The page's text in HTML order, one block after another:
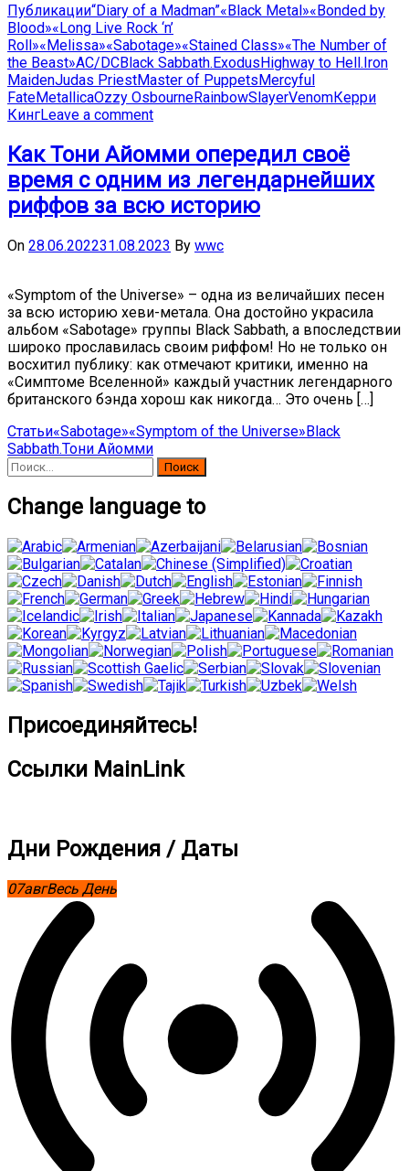
Публикации“Diary of a Madman”«Black Metal»«Bonded by
Blood»«Long Live Rock ‘n’
Roll»«Melissa»«Sabotage»«Stained Class»«The Number of
the Beast»AC/DCBlack Sabbath.ExodusHighway to Hell.Iron
MaidenJudas PriestMaster of PuppetsMercyful
FateMetallicaOzzy OsbourneRainbowSlayerVenomКерри
КингLeave a comment
Как Тони Айомми опередил своё
время с одним из легендарнейших
риффов за всю историю
On 28.06.202231.08.2023 By wwc
«Symptom of the Universe» – одна из величайших песен
за всю историю хеви-метала. Она достойно украсила
альбом «Sabotage» группы Black Sabbath, а впоследствии
широко прославилась своим риффом! Но не только он
восхитил публику: как отмечают критики, именно на
«Симптоме Вселенной» каждый участник легендарного
британского бэнда хорош как никогда… Это очень […]
Статьи«Sabotage»«Symptom of the Universe»Black
Sabbath.Тони Айомми
Найти:
Change language to
Присоединяйтесь!
Ссылки MainLink
Дни Рождения / Даты
07авгВесь День